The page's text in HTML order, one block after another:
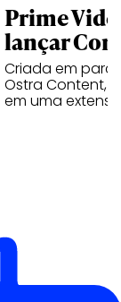
Prime
lançar
Criada em
Ostra Content,
em uma